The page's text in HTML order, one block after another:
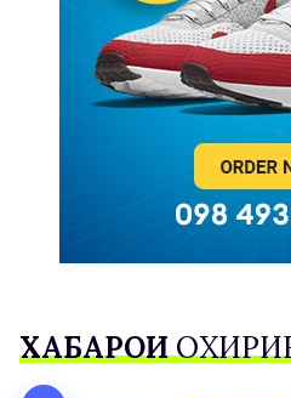
ХАБАРҲОИ